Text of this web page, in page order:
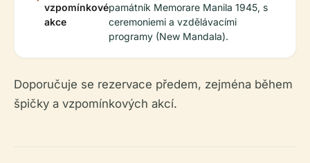
vzpomínkové
akce
památník Memorare Manila 1945, s
ceremoniemi a vzdělávacími
programy (New Mandala).
Doporučuje se rezervace předem, zejména během
špičky a vzpomínkových akcí.